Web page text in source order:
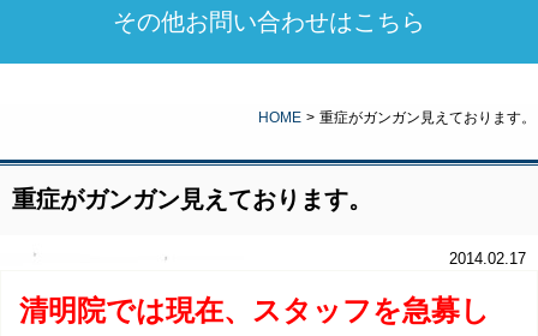
その他お問い合わせはこちら
HOME > 重症がガンガン見えております。
重症がガンガン見えております。
2014.02.17
清明院では現在、スタッフを急募し